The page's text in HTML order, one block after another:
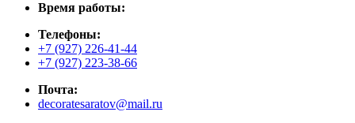
Время работы:
Телефоны:
+7 (927) 226-41-44
+7 (927) 223-38-66
Почта:
decoratesaratov@mail.ru